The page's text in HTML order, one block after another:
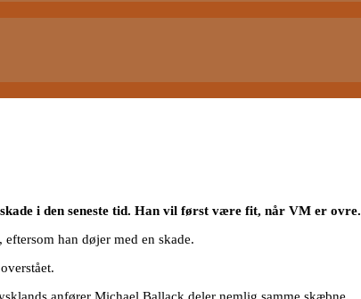
i den seneste tid. Han vil først være fit, når VM er ovre.
han døjer med en skade.